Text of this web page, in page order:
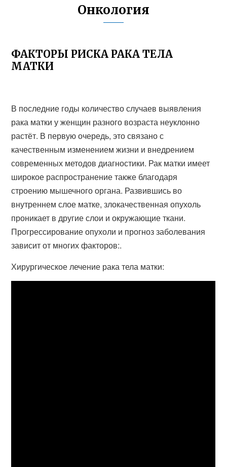
Онкология
ФАКТОРЫ РИСКА РАКА ТЕЛА
МАТКИ
В последние годы количество случаев выявления
рака матки у женщин разного возраста неуклонно
растёт. В первую очередь, это связано с
качественным изменением жизни и внедрением
современных методов диагностики. Рак матки имеет
широкое распространение также благодаря
строению мышечного органа. Развившись во
внутреннем слое матке, злокачественная опухоль
проникает в другие слои и окружающие ткани.
Прогрессирование опухоли и прогноз заболевания
зависит от многих факторов:.
Хирургическое лечение рака тела матки: